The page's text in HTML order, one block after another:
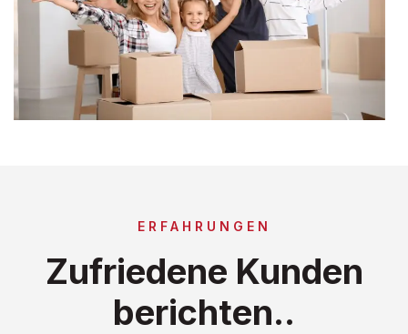
ERFAHRUNGEN
Zufriedene Kunden
berichten..